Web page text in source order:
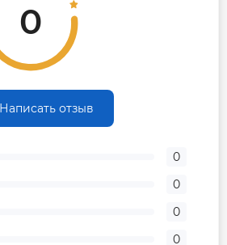
0
Написать отзыв
0
0
0
0